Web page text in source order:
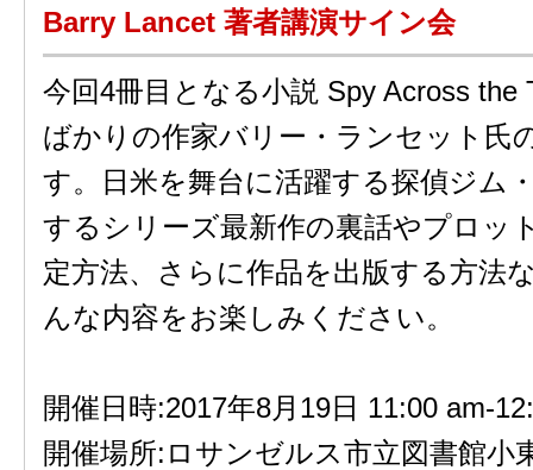
Barry Lancet 著者講演サイン会
今回4冊目となる小説 Spy Across the
ばかりの作家バリー・ランセット氏
す。日米を舞台に活躍する探偵ジム
するシリーズ最新作の裏話やプロッ
定方法、さらに作品を出版する方法
んな内容をお楽しみください。
開催日時:2017年8月19日 11:00 am-
開催場所:ロサンゼルス市立図書館小